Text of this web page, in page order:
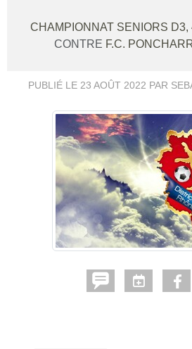
CHAMPIONNAT SENIORS
CONTRE F.C.
PUBLIÉ LE 23 AOÛT 2022 PAR